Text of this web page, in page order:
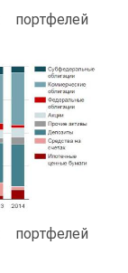
портфелей
портфелей